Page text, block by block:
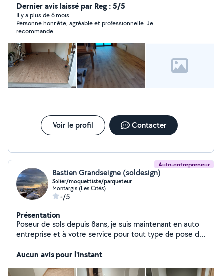
- Pose de plinthes - Préparations de supports Poseur de
sols depuis plus de 5 ans, j'ai notamment travaillé en
Suisse sur des chantiers très exigeants, principalement
dans la pose de parquets massifs. Je suis à l'écoute de
votre projet, contactez-moi pour en discuter !
Dernier avis laissé par Reg : 5/5
Il y a plus de 6 mois
Personne honnête, agréable et professionnelle. Je
recommande
Voir le profil Contacter
Auto-entrepreneur
Bastien Grandseigne (soldesign)
Solier/moquettiste/parqueteur
Montargis (Les Cités)
-/5
Présentation
Poseur de sols depuis 8ans, je suis maintenant en auto
entreprise et à votre service pour tout type de pose de
Aucun avis pour l'instant